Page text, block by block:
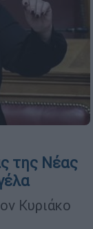
της Νέας
Κυριάκο